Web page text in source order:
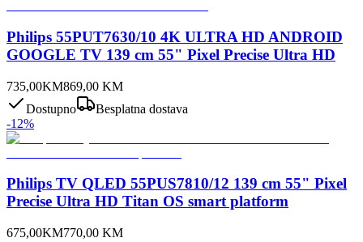
Philips 55PUT7630/10 4K ULTRA HD ANDROID
GOOGLE TV 139 cm 55" Pixel Precise Ultra HD
735,00KM869,00 KM
Dostupno
Besplatna dostava
-12%
Philips TV QLED 55PUS7810/12 139 cm 55" Pixel
Precise Ultra HD Titan OS smart platform
675,00KM770,00 KM